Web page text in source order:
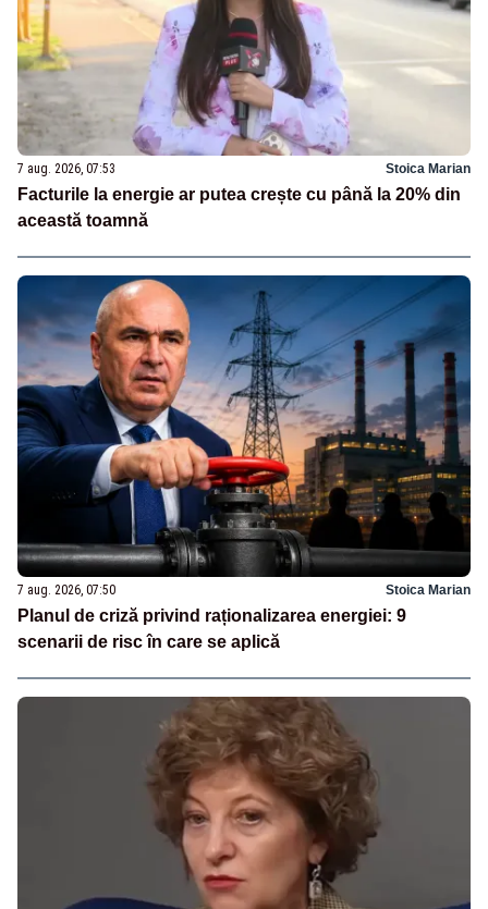
7 aug. 2026, 07:53 Stoica Marian
Facturile la energie ar putea crește cu până la 20% din
această toamnă
7 aug. 2026, 07:50 Stoica Marian
Planul de criză privind raționalizarea energiei: 9
scenarii de risc în care se aplică